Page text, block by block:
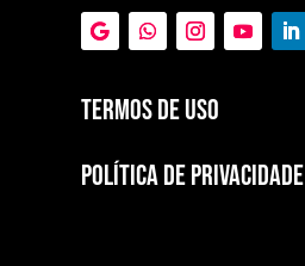
Termos de Uso
POLÍTICA DE PRIVACIDADE